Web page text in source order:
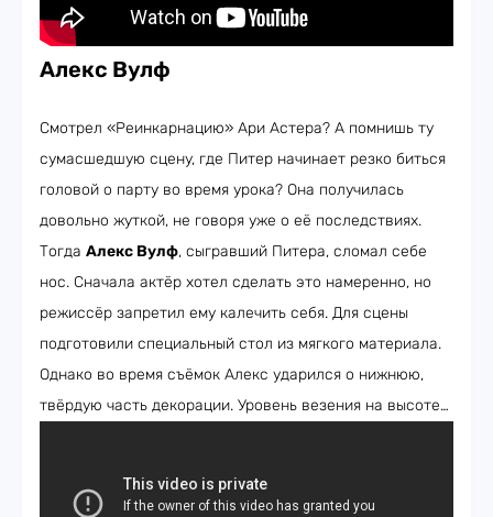
Алекс Вулф
Смотрел «Реинкарнацию» Ари Астера? А помнишь ту
сумасшедшую сцену, где Питер начинает резко биться
головой о парту во время урока? Она получилась
довольно жуткой, не говоря уже о её последствиях.
Тогда Алекс Вулф, сыгравший Питера, сломал себе
нос. Сначала актёр хотел сделать это намеренно, но
режиссёр запретил ему калечить себя. Для сцены
подготовили специальный стол из мягкого материала.
Однако во время съёмок Алекс ударился о нижнюю,
твёрдую часть декорации. Уровень везения на высоте…